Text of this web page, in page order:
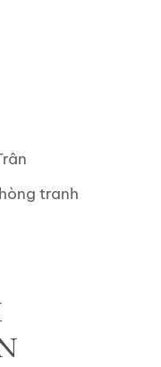
tranh